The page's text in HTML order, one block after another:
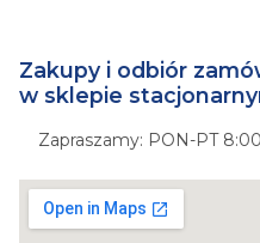
Zakupy i odbiór
w sklepie
Zapraszamy: PON-PT